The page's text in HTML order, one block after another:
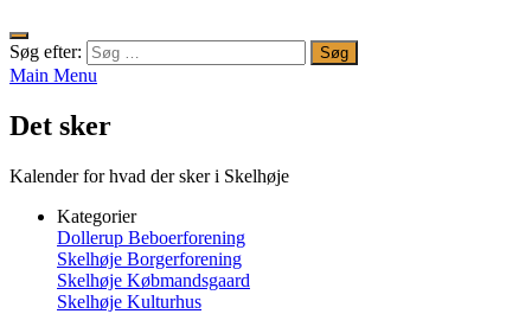
Søg efter:
Main Menu
Det sker
Kalender for hvad der sker i Skelhøje
Kategorier
Dollerup Beboerforening
Skelhøje Borgerforening
Skelhøje Købmandsgaard
Skelhøje Kulturhus